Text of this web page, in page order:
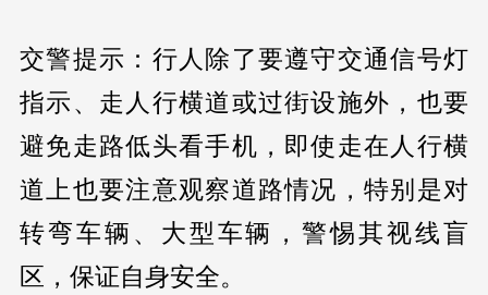
交警提示：行人除了要遵守交通信号灯
指示、走人行横道或过街设施外，也要
避免走路低头看手机，即使走在人行横
道上也要注意观察道路情况，特别是对
转弯车辆、大型车辆，警惕其视线盲
区，保证自身安全。